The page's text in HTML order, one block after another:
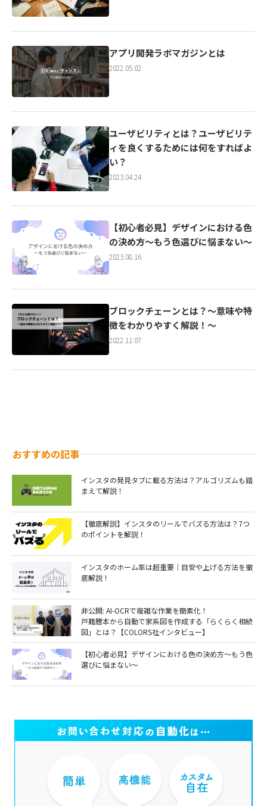
アプリ開発ラボマガジンとは
2022.05.02
ユーザビリティとは？ユーザビリテ
ィを良くするためには何をすればよ
い？
2023.04.24
【初心者必見】デザインにおける色
の決め方～もう色選びに悩まない～
2023.08.16
ブロックチェーンとは？～意味や特
徴をわかりやすく解説！～
2022.11.07
おすすめの記事
インスタの発見タブに載る方法は？アルゴリズムも踏
まえて解説！
【徹底解説】インスタのリールでバズる方法は？7つ
のポイントを解説！￼
インスタのホーム率は超重要｜目安や上げる方法を徹
底解説！
非公開: AI-OCRで複雑な作業を簡素化！
戸籍謄本から自動で家系図を作成する「らくらく相続
図」とは？【COLORS社インタビュー】
【初心者必見】デザインにおける色の決め方～もう色
選びに悩まない～